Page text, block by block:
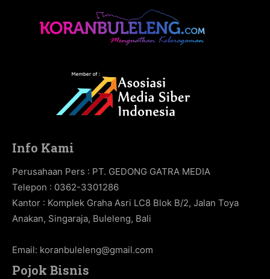
Info Kami
Perusahaan Pers : PT. GEDONG GATRA MEDIA
Telepon : 0362-3301286
Kantor : Komplek Graha Asri LC8 Blok B/2, Jalan Toya
Anakan, Singaraja, Buleleng, Bali
Email: koranbuleleng@gmail.com
Pojok Bisnis